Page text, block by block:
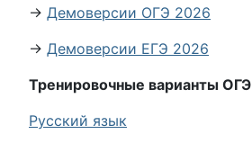
→ Демоверсии ОГЭ 2026
→ Демоверсии ЕГЭ 2026
Тренировочные варианты ОГЭ
Русский язык